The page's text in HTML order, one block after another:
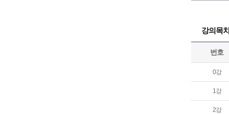
강의목
번호
0강
1강
2강